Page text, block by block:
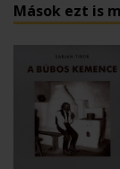
Mások ezt is